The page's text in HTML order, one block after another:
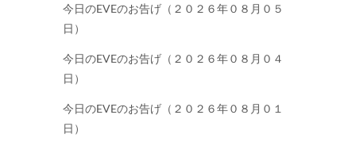
今日のEVEのお告げ（２０２６年０８月０５
日）
今日のEVEのお告げ（２０２６年０８月０４
日）
今日のEVEのお告げ（２０２６年０８月０１
日）